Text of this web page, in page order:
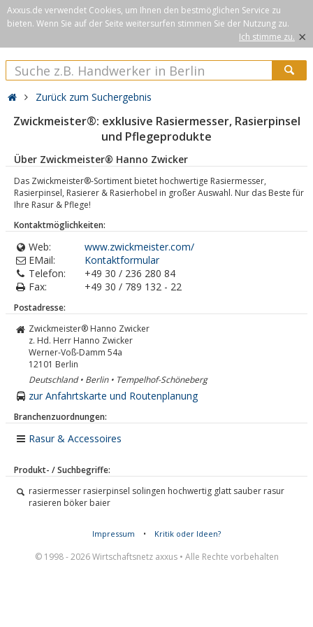
Axxus.de verwendet Cookies, um Ihnen den bestmöglichen Service zu
bieten. Wenn Sie auf der Seite weitersurfen stimmen Sie der Nutzung zu.
Ich stimme zu. ×
Zurück zum Suchergebnis
Zwickmeister®: exklusive Rasiermesser, Rasierpinsel
und Pflegeprodukte
Über Zwickmeister® Hanno Zwicker
Das Zwickmeister®-Sortiment bietet hochwertige Rasiermesser,
Rasierpinsel, Rasierer & Rasierhobel in großer Auswahl. Nur das Beste für
Ihre Rasur & Pflege!
Kontaktmöglichkeiten:
Web:
www.zwickmeister.com/
EMail:
Kontaktformular
Telefon:
+49 30 / 236 280 84
Fax:
+49 30 / 789 132 - 22
Postadresse:
Zwickmeister® Hanno Zwicker
z. Hd. Herr Hanno Zwicker
Werner-Voß-Damm 54a
12101 Berlin
Deutschland • Berlin • Tempelhof-Schöneberg
zur Anfahrtskarte und Routenplanung
Branchenzuordnungen:
Rasur & Accessoires
Produkt- / Suchbegriffe:
rasiermesser rasierpinsel solingen hochwertig glatt sauber rasur
rasieren böker baier
Impressum • Kritik oder Ideen?
© 1998 - 2026 Wirtschaftsnetz axxus • Alle Rechte vorbehalten